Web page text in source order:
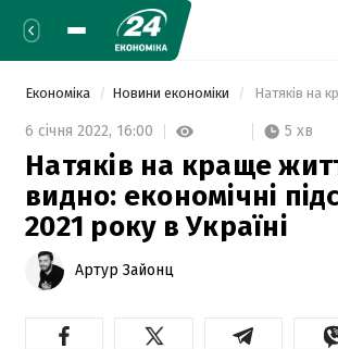
Економіка Новини економіки
6 січня 2022, 16:00 5 хв
Натяків на краще
видно: економічні
2021 року в Україні
Артур Зайонц